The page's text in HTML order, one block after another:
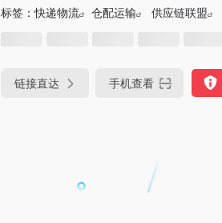
标签：快递物流 仓配运输 供应链联盟
链接直达 手机查看